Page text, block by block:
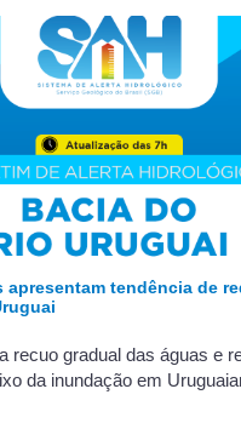
apresentam tendência de
recuo gradual das águas e
da inundação em